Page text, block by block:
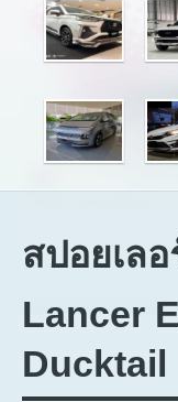
สปอยเล
Lancer
Ducktail